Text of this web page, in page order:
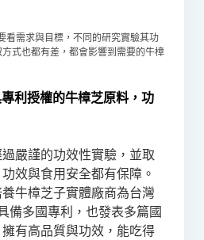
看需求與目標，不同的研究實驗其功
式也都有差，都會影響到需要的牛樟
利授權的牛樟芝原料，功
嚴謹的功效性實驗，並取
效與食用安全都有保障。
牛樟芝子實體廠商為台灣
備多國專利，也發表多篇國
有高品質與功效，能吃得